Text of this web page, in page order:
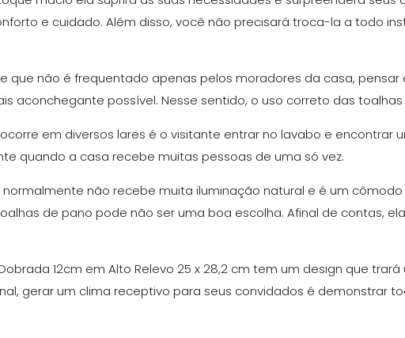
e cuidado. Além disso, você não precisará troca-la a todo
que não é frequentado apenas pelos moradores da casa,
aconchegante possível. Nesse sentido, o uso correto das
em diversos lares é o visitante entrar no lavabo e encontrar
quando a casa recebe muitas pessoas de uma só vez.
não recebe muita iluminação natural e é um
de pano pode não ser uma boa escolha. Afinal de contas,
12cm em Alto Relevo 25 x 28,2 cm tem um design que
gerar um clima receptivo para seus convidados é demonstrar